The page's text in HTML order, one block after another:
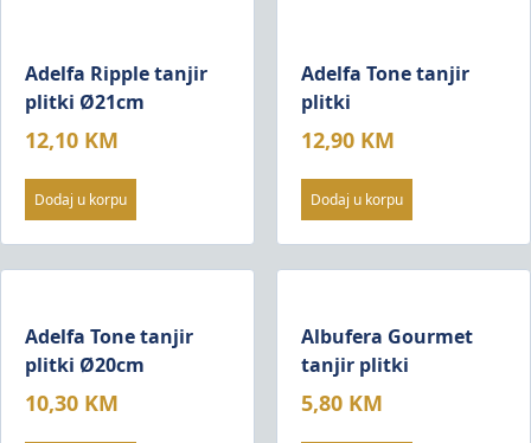
Adelfa Ripple tanjir
plitki Ø21cm
12,10 KM
Dodaj u korpu
Adelfa Tone tanjir
plitki
12,90 KM
Dodaj u korpu
Adelfa Tone tanjir
plitki Ø20cm
10,30 KM
Albufera Gourmet
tanjir plitki
5,80 KM